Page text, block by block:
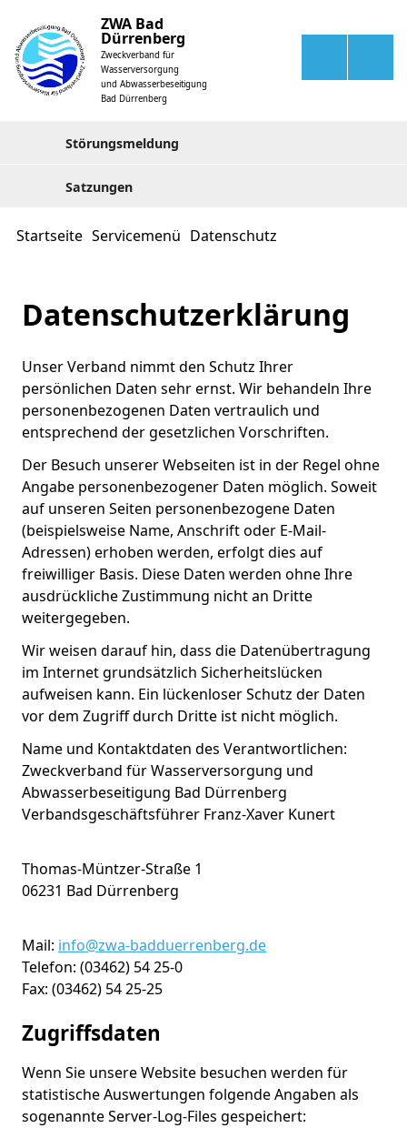
ZWA Bad
Dürrenberg
Zweckverband für
Wasserversorgung
und Abwasserbeseitigung
Bad Dürrenberg
Störungsmeldung
Satzungen
Startseite Servicemenü Datenschutz
Datenschutzerklärung
Unser Verband nimmt den Schutz Ihrer
persönlichen Daten sehr ernst. Wir behandeln Ihre
personenbezogenen Daten vertraulich und
entsprechend der gesetzlichen Vorschriften.
Der Besuch unserer Webseiten ist in der Regel ohne
Angabe personenbezogener Daten möglich. Soweit
auf unseren Seiten personenbezogene Daten
(beispielsweise Name, Anschrift oder E-Mail-
Adressen) erhoben werden, erfolgt dies auf
freiwilliger Basis. Diese Daten werden ohne Ihre
ausdrückliche Zustimmung nicht an Dritte
weitergegeben.
Wir weisen darauf hin, dass die Datenübertragung
im Internet grundsätzlich Sicherheitslücken
aufweisen kann. Ein lückenloser Schutz der Daten
vor dem Zugriff durch Dritte ist nicht möglich.
Name und Kontaktdaten des Verantwortlichen:
Zweckverband für Wasserversorgung und
Abwasserbeseitigung Bad Dürrenberg
Verbandsgeschäftsführer Franz-Xaver Kunert
Thomas-Müntzer-Straße 1
06231 Bad Dürrenberg
Mail: info@zwa-badduerrenberg.de
Telefon: (03462) 54 25-0
Fax: (03462) 54 25-25
Zugriffsdaten
Wenn Sie unsere Website besuchen werden für
statistische Auswertungen folgende Angaben als
sogenannte Server-Log-Files gespeichert: